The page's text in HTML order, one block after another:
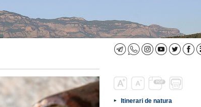
Itinerari de natura